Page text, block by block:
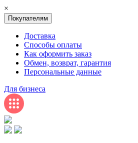
×
Покупателям
Доставка
Способы оплаты
Как оформить заказ
Обмен, возврат, гарантия
Персональные данные
Для бизнеса